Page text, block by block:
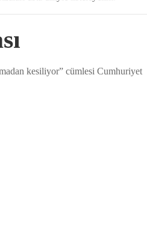
kesiliyor” cümlesi Cumhuriyet